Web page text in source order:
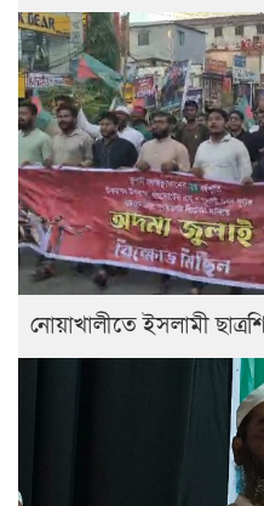
নোয়াখালীতে ইসলামী